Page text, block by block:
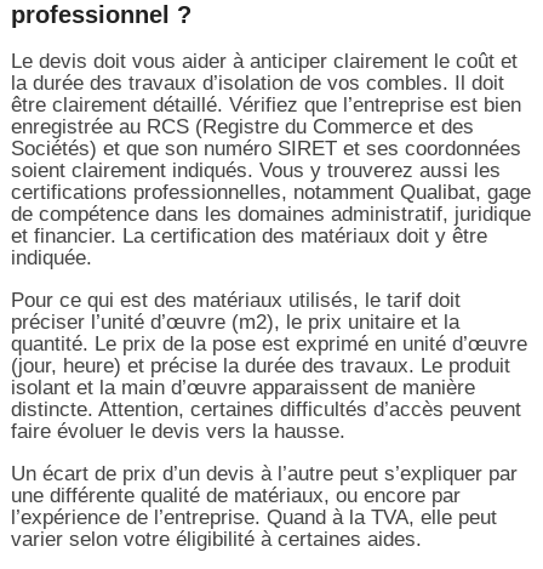
professionnel ?
Le devis doit vous aider à anticiper clairement le coût et
la durée des travaux d’isolation de vos combles. Il doit
être clairement détaillé. Vérifiez que l’entreprise est bien
enregistrée au RCS (Registre du Commerce et des
Sociétés) et que son numéro SIRET et ses coordonnées
soient clairement indiqués. Vous y trouverez aussi les
certifications professionnelles, notamment Qualibat, gage
de compétence dans les domaines administratif, juridique
et financier. La certification des matériaux doit y être
indiquée.
Pour ce qui est des matériaux utilisés, le tarif doit
préciser l’unité d’œuvre (m2), le prix unitaire et la
quantité. Le prix de la pose est exprimé en unité d’œuvre
(jour, heure) et précise la durée des travaux. Le produit
isolant et la main d’œuvre apparaissent de manière
distincte. Attention, certaines difficultés d’accès peuvent
faire évoluer le devis vers la hausse.
Un écart de prix d’un devis à l’autre peut s’expliquer par
une différente qualité de matériaux, ou encore par
l’expérience de l’entreprise. Quand à la TVA, elle peut
varier selon votre éligibilité à certaines aides.